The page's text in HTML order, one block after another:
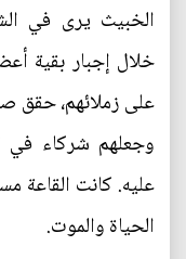
الخبيث يرى في
خلال إجبار بقية
على زملائهم، حقق
وجعلهم شركاء في
عليه. كانت القاعة
الحياة والموت.